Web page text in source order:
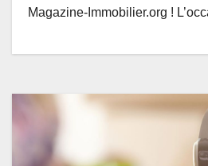
Magazine-Immobilier.org !